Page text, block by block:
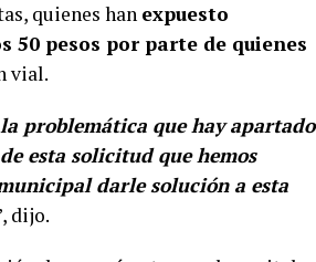
quienes han expuesto
50 pesos por parte de quienes
vial.
problemática que hay apartado
esta solicitud que hemos
darle solución a esta
dijo.